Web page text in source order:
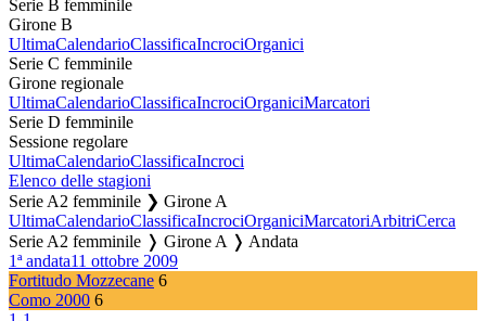
Serie B femminile
Girone B
UltimaCalendarioClassificaIncrociOrganici
Serie C femminile
Girone regionale
UltimaCalendarioClassificaIncrociOrganiciMarcatori
Serie D femminile
Sessione regolare
UltimaCalendarioClassificaIncroci
Elenco delle stagioni
Serie A2 femminile ❯ Girone A
UltimaCalendarioClassificaIncrociOrganiciMarcatoriArbitriCerca
Serie A2 femminile ❭ Girone A ❭ Andata
1ª andata11 ottobre 2009
Fortitudo Mozzecane 6
Como 2000 6